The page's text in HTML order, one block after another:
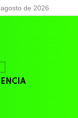
de 2026